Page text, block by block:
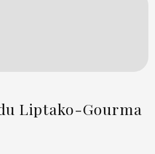
Liptako-Gourma